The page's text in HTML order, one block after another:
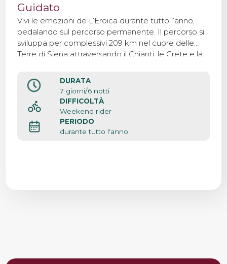
Guidato
Vivi le emozioni de L’Eroica durante tutto l’anno,
pedalando sul percorso permanente. Il percorso si
sviluppa per complessivi 209 km nel cuore delle
Terre di Siena attraversando il Chianti, le Crete e la
leggendario paesaggio toscano.
DURATA
7 giorni/6 notti
DIFFICOLTÀ
Weekend rider
PERIODO
durante tutto l'anno